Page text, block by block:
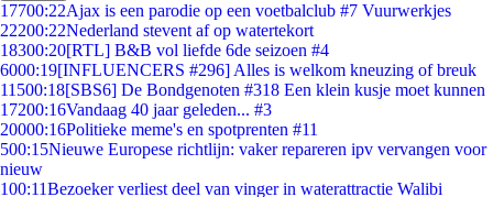
17700:22Ajax is een parodie op een voetbalclub #7 Vuurwerkjes
22200:22Nederland stevent af op watertekort
18300:20[RTL] B&B vol liefde 6de seizoen #4
6000:19[INFLUENCERS #296] Alles is welkom kneuzing of breuk
11500:18[SBS6] De Bondgenoten #318 Een klein kusje moet kunnen
17200:16Vandaag 40 jaar geleden... #3
20000:16Politieke meme's en spotprenten #11
500:15Nieuwe Europese richtlijn: vaker repareren ipv vervangen voor
nieuw
100:11Bezoeker verliest deel van vinger in waterattractie Walibi